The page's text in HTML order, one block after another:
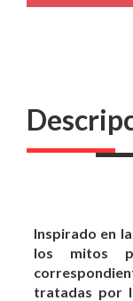
Inspirado en
los mitos
tratadas por